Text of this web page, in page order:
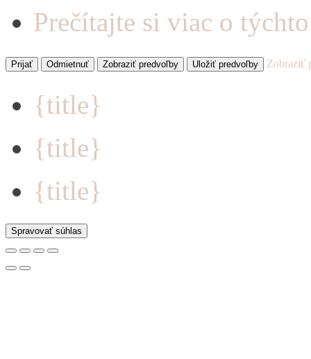
Prečítajte si viac o
Prijať Odmietnuť Zobraziť predvoľby Uložiť predvoľby Zobraziť
{title}
{title}
{title}
Spravovať súhlas